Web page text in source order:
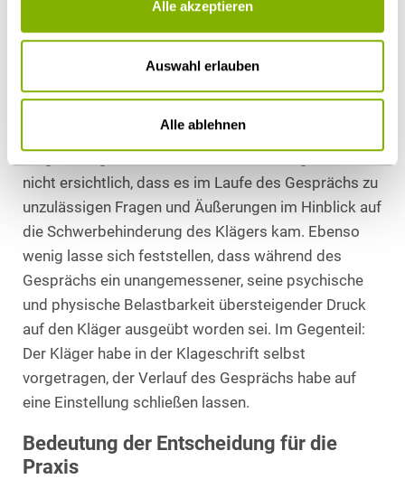
Alle akzeptieren
Auswahl erlauben
Alle ablehnen
So verhielt es sich im Streitfall (der Kläger wohnt in
ebenfalls kein Indiz für eine Benachteiligung des
nicht ersichtlich, dass es im Laufe des Gesprächs zu
unzulässigen Fragen und Äußerungen im Hinblick auf
die Schwerbehinderung des Klägers kam. Ebenso
wenig lasse sich feststellen, dass während des
Gesprächs ein unangemessener, seine psychische
und physische Belastbarkeit übersteigender Druck
auf den Kläger ausgeübt worden sei. Im Gegenteil:
Der Kläger habe in der Klageschrift selbst
vorgetragen, der Verlauf des Gesprächs habe auf
eine Einstellung schließen lassen.
Bedeutung der Entscheidung für die
Praxis